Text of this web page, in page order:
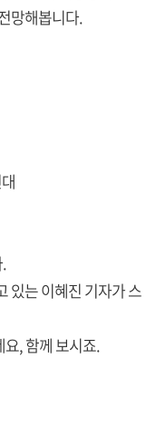
망해봅니다.
있는 이혜진 기자가 스
, 함께 보시죠.